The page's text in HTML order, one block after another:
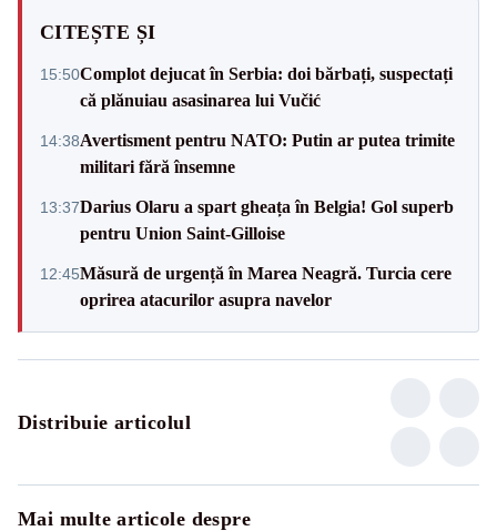
CITEȘTE ȘI
15:50Complot dejucat în Serbia: doi bărbați, suspectați
că plănuiau asasinarea lui Vučić
14:38Avertisment pentru NATO: Putin ar putea trimite
militari fără însemne
13:37Darius Olaru a spart gheața în Belgia! Gol superb
pentru Union Saint-Gilloise
12:45Măsură de urgență în Marea Neagră. Turcia cere
oprirea atacurilor asupra navelor
Distribuie articolul
Mai multe articole despre